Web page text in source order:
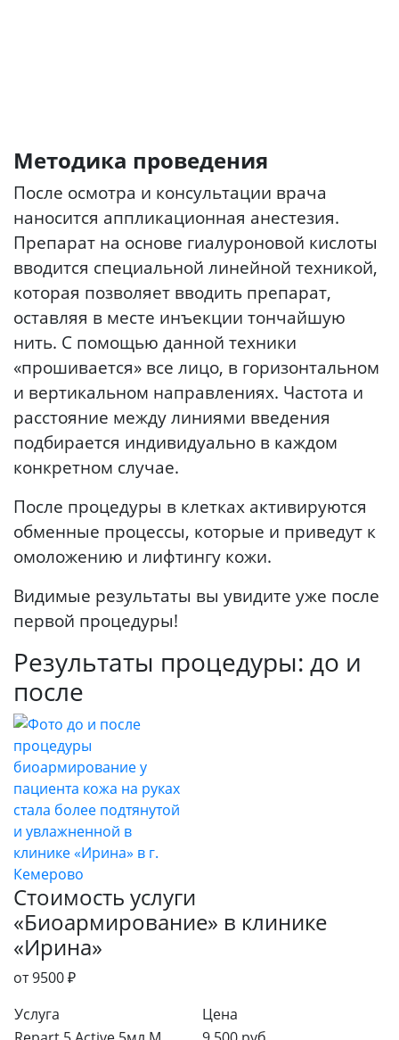
Методика проведения
После осмотра и консультации врача
наносится аппликационная анестезия.
Препарат на основе гиалуроновой кислоты
вводится специальной линейной техникой,
которая позволяет вводить препарат,
оставляя в месте инъекции тончайшую
нить. С помощью данной техники
«прошивается» все лицо, в горизонтальном
и вертикальном направлениях. Частота и
расстояние между линиями введения
подбирается индивидуально в каждом
конкретном случае.
После процедуры в клетках активируются
обменные процессы, которые и приведут к
омоложению и лифтингу кожи.
Видимые результаты вы увидите уже после
первой процедуры!
Результаты процедуры: до и
после
Стоимость услуги
«Биоармирование» в клинике
«Ирина»
от 9500₽
Услуга
Цена